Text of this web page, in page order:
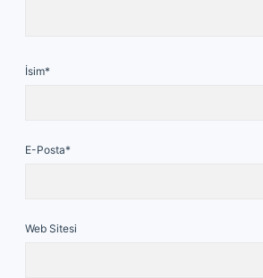
İsim*
E-Posta*
Web Sitesi